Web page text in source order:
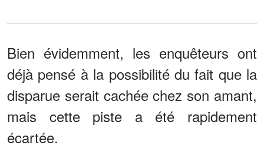
Bien évidemment, les enquêteurs ont
déjà pensé à la possibilité du fait que la
disparue serait cachée chez son amant,
mais cette piste a été rapidement
écartée.